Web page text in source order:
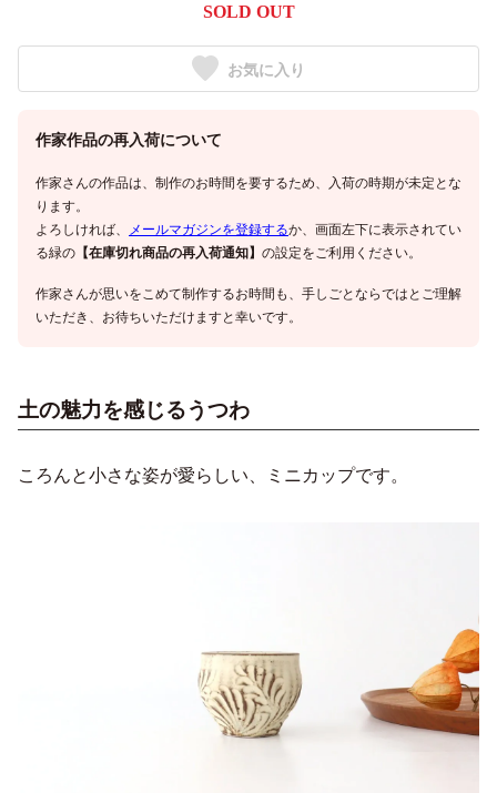
SOLD OUT
お気に入り
作家作品の再入荷について
作家さんの作品は、制作のお時間を要するため、入荷の時期が未定とな
ります。
よろしければ、
メールマガジンを登録するか、画面左下に表示されてい
る緑の 【在庫切れ商品の再入荷通知】 の設定をご利用ください。
作家さんが思いをこめて制作するお時間も、手しごとならではとご理解
いただき、お待ちいただけますと幸いです。
土の魅力を感じるうつわ
ころんと小さな姿が愛らしい、ミニカップです。